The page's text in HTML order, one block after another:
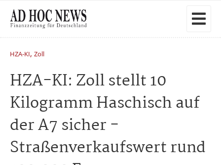
HZA-KI, Zoll
HZA-KI: Zoll stellt 10
Kilogramm Haschisch auf
der A7 sicher -
Straßenverkaufswert rund